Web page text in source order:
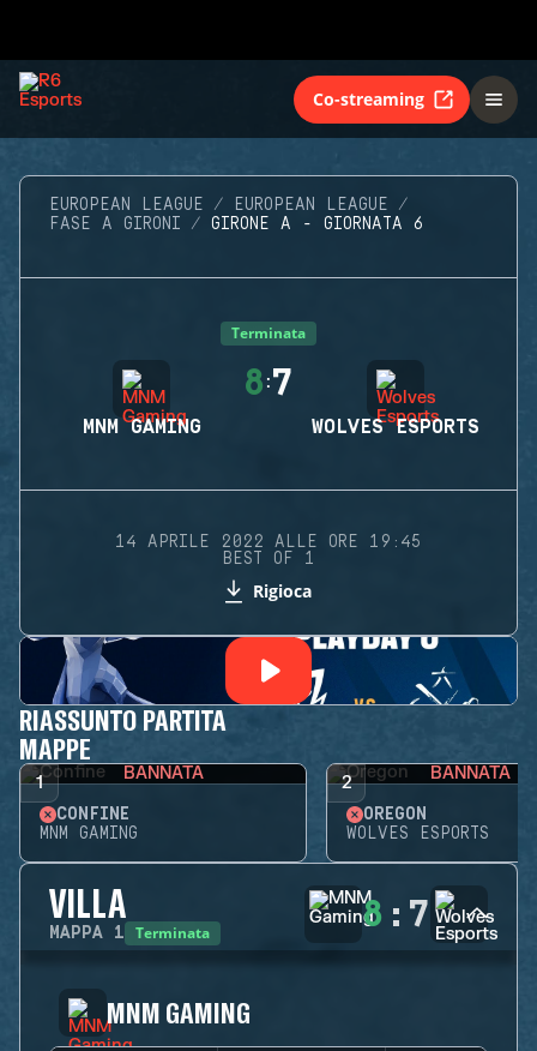
Co-streaming
EUROPEAN LEAGUE
EUROPEAN LEAGUE
FASE A GIRONI
GIRONE A - GIORNATA 6
Terminata
MNM GAMING
8 :7
WOLVES ESPORTS
14 APRILE 2022 ALLE ORE 19:45
BEST OF 1
Rigioca
RIASSUNTO PARTITA
MAPPE
1 BANNATA
CONFINE
MNM GAMING
2 BANNATA
OREGON
WOLVES ESPORTS
VILLA
MAPPA 1 Terminata 8 : 7
MNM GAMING